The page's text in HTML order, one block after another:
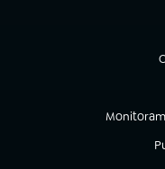
(abre em